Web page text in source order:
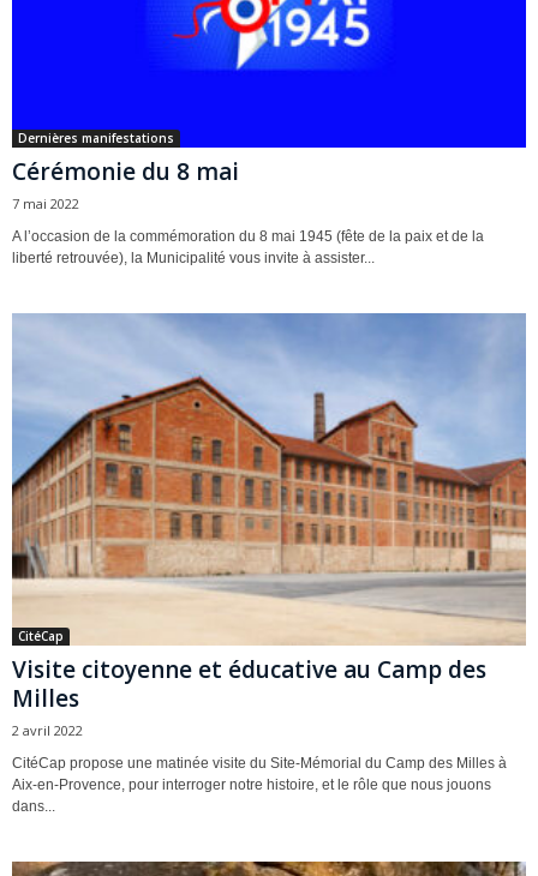
Dernières manifestations
Cérémonie du 8 mai
7 mai 2022
A l’occasion de la commémoration du 8 mai 1945 (fête de la paix et de la
liberté retrouvée), la Municipalité vous invite à assister...
CitéCap
Visite citoyenne et éducative au Camp des
Milles
2 avril 2022
CitéCap propose une matinée visite du Site-Mémorial du Camp des Milles à
Aix-en-Provence, pour interroger notre histoire, et le rôle que nous jouons
dans...